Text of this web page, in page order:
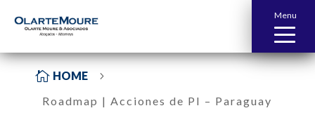
Menu
 HOME 5
Roadmap | Acciones de PI – Paraguay